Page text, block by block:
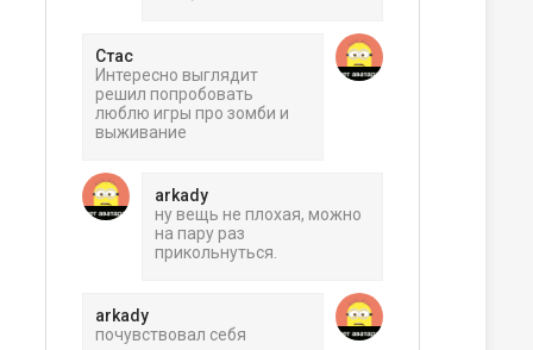
Стас
Интересно выглядит
решил попробовать
люблю игры про зомби и
выживание
arkady
ну вещь не плохая, можно
на пару раз
прикольнуться.
arkady
почувствовал себя